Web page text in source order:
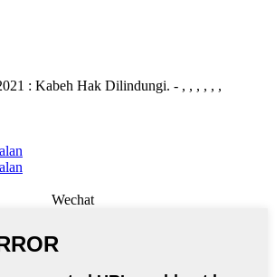
: Kabeh Hak Dilindungi. - , , , , , ,
Wechat